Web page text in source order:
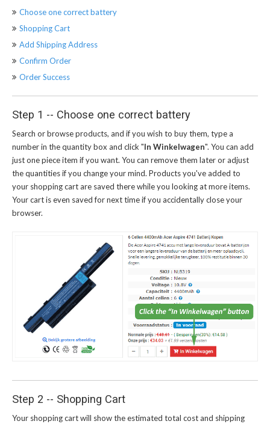
Choose one correct battery
Shopping Cart
Add Shipping Address
Confirm Order
Order Success
Step 1 -- Choose one correct battery
Search or browse products, and if you wish to buy them, type a
number in the quantity box and click "In Winkelwagen". You can add
just one piece item if you want. You can remove them later or adjust
the quantities if you change your mind. Products you've added to
your shopping cart are saved there while you looking at more items.
Your cart is even saved for next time if you accidentally close your
browser.
Step 2 -- Shopping Cart
Your shopping cart will show the estimated total cost and shipping